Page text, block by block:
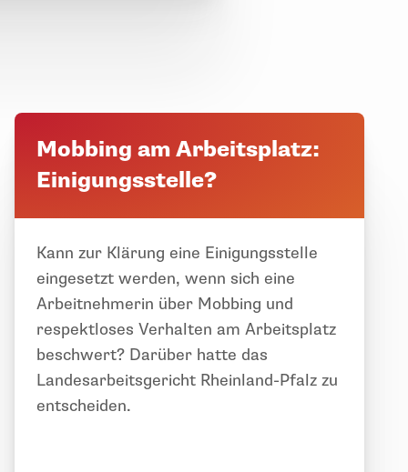
Mobbing am Arbeitsplatz:
Einigungsstelle?
Kann zur Klärung eine Einigungsstelle
eingesetzt werden, wenn sich eine
Arbeitnehmerin über Mobbing und
respektloses Verhalten am Arbeitsplatz
beschwert? Darüber hatte das
Landesarbeitsgericht Rheinland-Pfalz zu
entscheiden.